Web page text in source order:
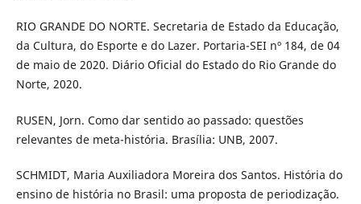
RIO GRANDE DO NORTE. Secretaria de Estado da Educação,
da Cultura, do Esporte e do Lazer. Portaria-SEI nº 184, de 04
de maio de 2020. Diário Oficial do Estado do Rio Grande do
Norte, 2020.
RUSEN, Jorn. Como dar sentido ao passado: questões
relevantes de meta-história. Brasília: UNB, 2007.
SCHMIDT, Maria Auxiliadora Moreira dos Santos. História do
ensino de história no Brasil: uma proposta de periodização.